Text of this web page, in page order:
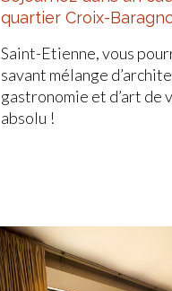
quartier Croix-
absolu !